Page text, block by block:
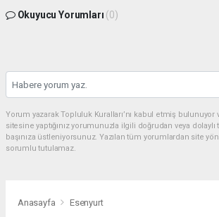
Okuyucu Yorumları (0)
Yorum yazarak Topluluk Kuralları’nı kabul etmiş bulunuyor
sitesine yaptığınız yorumunuzla ilgili doğrudan veya
başınıza üstleniyorsunuz. Yazılan tüm yorumlardan site
sorumlu tutulamaz.
Anasayfa Esenyurt